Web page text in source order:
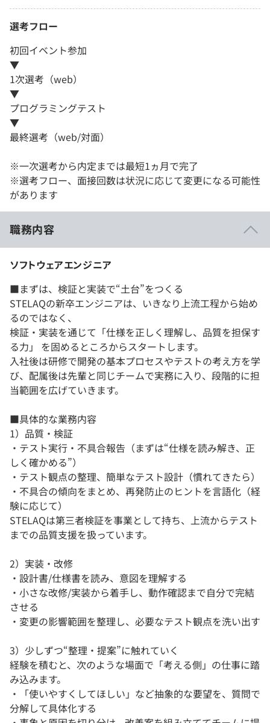
選考フロー
初回イベント参加
▼
1次選考（web）
▼
プログラミングテスト
▼
最終選考（web/対面）
※一次選考から内定までは最短1ヵ月で完了
※選考フロー、面接回数は状況に応じて変更になる可能性
があります
職務内容
ソフトウェアエンジニア
■まずは、検証と実装で“土台”をつくる
STELAQの新卒エンジニアは、いきなり上流工程から始め
るのではなく、
検証・実装を通じて「仕様を正しく理解し、品質を担保す
る力」 を固めるところからスタートします。
入社後は研修で開発の基本プロセスやテストの考え方を学
び、配属後は先輩と同じチームで実務に入り、段階的に担
当範囲を広げていきます。
■具体的な業務内容
1）品質・検証
・テスト実行・不具合報告（まずは“仕様を読み解き、正
しく確かめる”）
・テスト観点の整理、簡単なテスト設計（慣れてきたら）
・不具合の傾向をまとめ、再発防止のヒントを言語化（経
験に応じて）
STELAQは第三者検証を事業として持ち、上流からテスト
までの品質支援を扱っています。
2）実装・改修
・設計書/仕様書を読み、意図を理解する
・小さな改修/実装から着手し、動作確認まで自分で完結
させる
・変更の影響範囲を整理し、必要なテスト観点を洗い出す
3）少しずつ“整理・提案”に触れていく
経験を積むと、次のような場面で「考える側」の仕事に踏
み込みます。
・「使いやすくしてほしい」など抽象的な要望を、質問で
分解して具体化する